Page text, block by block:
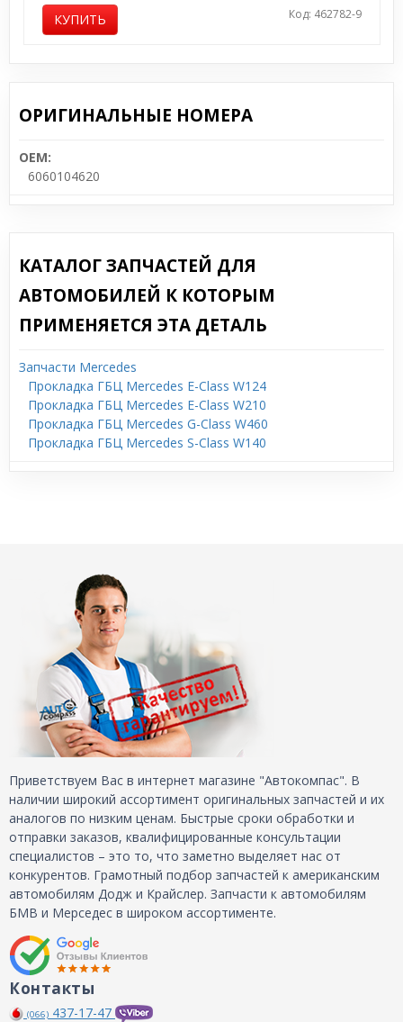
КУПИТЬ Код: 462782-9
ОРИГИНАЛЬНЫЕ НОМЕРА
OEM:
6060104620
КАТАЛОГ ЗАПЧАСТЕЙ ДЛЯ
АВТОМОБИЛЕЙ К КОТОРЫМ
ПРИМЕНЯЕТСЯ ЭТА ДЕТАЛЬ
Запчасти Mercedes
Прокладка ГБЦ Mercedes E-Class W124
Прокладка ГБЦ Mercedes E-Class W210
Прокладка ГБЦ Mercedes G-Class W460
Прокладка ГБЦ Mercedes S-Class W140
Приветствуем Вас в интернет магазине "Автокомпас". В
наличии широкий ассортимент оригинальных запчастей и их
аналогов по низким ценам. Быстрые сроки обработки и
отправки заказов, квалифицированные консультации
специалистов – это то, что заметно выделяет нас от
конкурентов. Грамотный подбор запчастей к американским
автомобилям Додж и Крайслер. Запчасти к автомобилям
БМВ и Мерседес в широком ассортименте.
Контакты
(066) 437-17-47